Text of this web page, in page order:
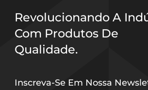
Revolucionando A
Com Produtos De
Qualidade.
Inscreva-Se Em Nossa